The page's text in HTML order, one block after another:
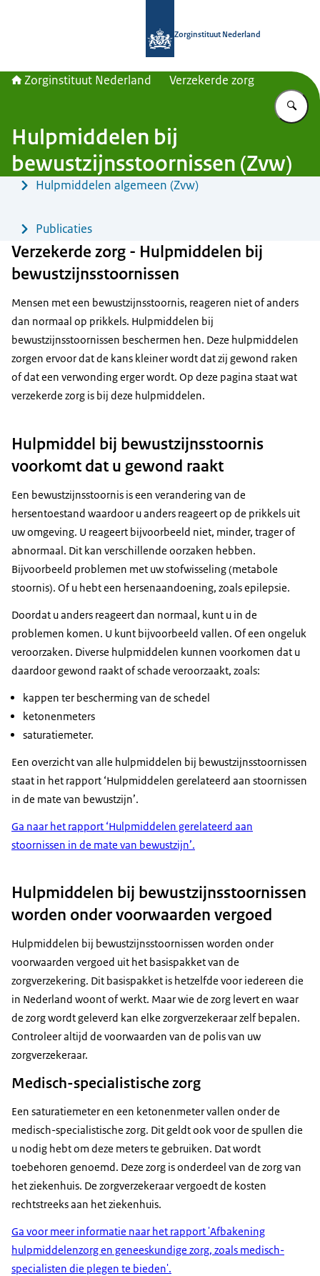
Zorginstituut Nederland
Zorginstituut Nederland Verzekerde zorg
Hulpmiddelen bij
bewustzijnsstoornissen (Zvw)
MenuHulpmiddelen algemeen (Zvw)
Publicaties
Verzekerde zorg - Hulpmiddelen bij
bewustzijnsstoornissen
Mensen met een bewustzijnsstoornis, reageren niet of anders
dan normaal op prikkels. Hulpmiddelen bij
bewustzijnsstoornissen beschermen hen. Deze hulpmiddelen
zorgen ervoor dat de kans kleiner wordt dat zij gewond raken
of dat een verwonding erger wordt. Op deze pagina staat wat
verzekerde zorg is bij deze hulpmiddelen.
Hulpmiddel bij bewustzijnsstoornis
voorkomt dat u gewond raakt
Een bewustzijnsstoornis is een verandering van de
hersentoestand waardoor u anders reageert op de prikkels uit
uw omgeving. U reageert bijvoorbeeld niet, minder, trager of
abnormaal. Dit kan verschillende oorzaken hebben.
Bijvoorbeeld problemen met uw stofwisseling (metabole
stoornis). Of u hebt een hersenaandoening, zoals epilepsie.
Doordat u anders reageert dan normaal, kunt u in de
problemen komen. U kunt bijvoorbeeld vallen. Of een ongeluk
veroorzaken. Diverse hulpmiddelen kunnen voorkomen dat u
daardoor gewond raakt of schade veroorzaakt, zoals:
kappen ter bescherming van de schedel
ketonenmeters
saturatiemeter.
Een overzicht van alle hulpmiddelen bij bewustzijnsstoornissen
staat in het rapport ‘Hulpmiddelen gerelateerd aan stoornissen
in de mate van bewustzijn’.
Ga naar het rapport ‘Hulpmiddelen gerelateerd aan
stoornissen in de mate van bewustzijn’.
Hulpmiddelen bij bewustzijnsstoornissen
worden onder voorwaarden vergoed
Hulpmiddelen bij bewustzijnsstoornissen worden onder
voorwaarden vergoed uit het basispakket van de
zorgverzekering. Dit basispakket is hetzelfde voor iedereen die
in Nederland woont of werkt. Maar wie de zorg levert en waar
de zorg wordt geleverd kan elke zorgverzekeraar zelf bepalen.
Controleer altijd de voorwaarden van de polis van uw
zorgverzekeraar.
Medisch-specialistische zorg
Een saturatiemeter en een ketonenmeter vallen onder de
medisch-specialistische zorg. Dit geldt ook voor de spullen die
u nodig hebt om deze meters te gebruiken. Dat wordt
toebehoren genoemd. Deze zorg is onderdeel van de zorg van
het ziekenhuis. De zorgverzekeraar vergoedt de kosten
rechtstreeks aan het ziekenhuis.
Ga voor meer informatie naar het rapport 'Afbakening
hulpmiddelenzorg en geneeskundige zorg, zoals medisch-
specialisten die plegen te bieden'.